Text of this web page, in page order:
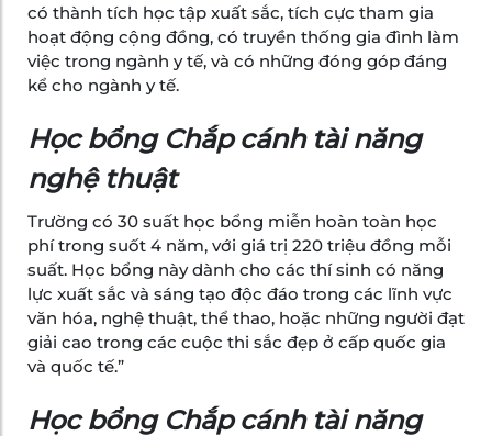
có thành tích học tập xuất sắc, tích cực tham gia
hoạt động cộng đồng, có truyền thống gia đình làm
việc trong ngành y tế, và có những đóng góp đáng
kể cho ngành y tế.
Học bổng Chắp cánh tài năng
nghệ thuật
Trường có 30 suất học bổng miễn hoàn toàn học
phí trong suốt 4 năm, với giá trị 220 triệu đồng mỗi
suất. Học bổng này dành cho các thí sinh có năng
lực xuất sắc và sáng tạo độc đáo trong các lĩnh vực
văn hóa, nghệ thuật, thể thao, hoặc những người đạt
giải cao trong các cuộc thi sắc đẹp ở cấp quốc gia
và quốc tế.”
Học bổng Chắp cánh tài năng